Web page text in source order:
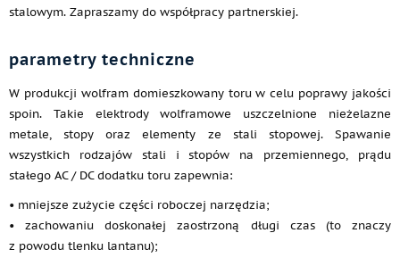
stalowym. Zapraszamy do współpracy partnerskiej.
parametry techniczne
W produkcji wolfram domieszkowany toru w celu poprawy jakości
spoin. Takie elektrody wolframowe uszczelnione nieżelazne
metale, stopy oraz elementy ze stali stopowej. Spawanie
wszystkich rodzajów stali i stopów na przemiennego, prądu
stałego AC / DC dodatku toru zapewnia:
• mniejsze zużycie części roboczej narzędzia;
• zachowaniu doskonałej zaostrzoną długi czas (to znaczy
z powodu tlenku lantanu);